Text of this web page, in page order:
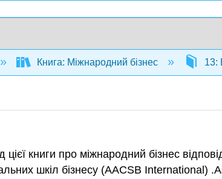
Книга: Міжнародний бізнес 13:
книги про міжнародний бізнес
шкіл бізнесу (AACSB International)